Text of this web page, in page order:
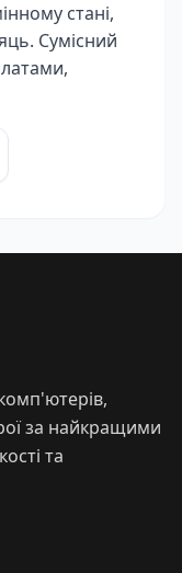
стані,
Сумісний
за найкращими
та